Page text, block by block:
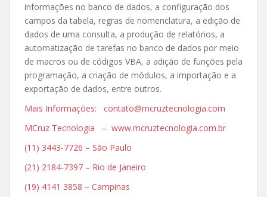
informações no banco de dados, a configuração dos
campos da tabela, regras de nomenclatura, a edição de
dados de uma consulta, a produção de relatórios, a
automatização de tarefas no banco de dados por meio
de macros ou de códigos VBA, a adição de funções pela
programação, a criação de módulos, a importação e a
exportação de dados, entre outros.
Mais Informações: contato@mcruztecnologia.com
MCruz Tecnologia – www.mcruztecnologia.com.br
(11) 3443-7726 – São Paulo
(21) 2184-7397 – Rio de Janeiro
(19) 4141 3858 – Campinas